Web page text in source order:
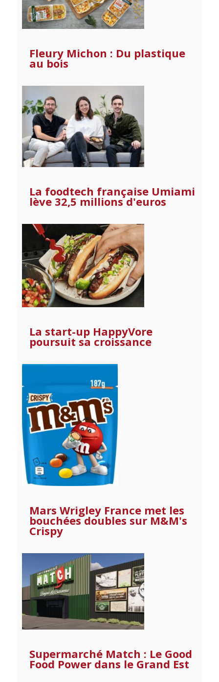
Fleury Michon : Du plastique
au bois
La foodtech française Umiami
lève 32,5 millions d'euros
La start-up HappyVore
poursuit sa croissance
Mars Wrigley France met les
bouchées doubles sur M&M's
Crispy
Supermarché Match : Le Good
Food Power dans le Grand Est